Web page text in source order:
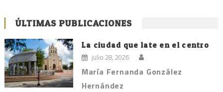
ÚLTIMAS PUBLICACIONES
La ciudad que late en el centro
julio 28, 2026
María Fernanda González
Hernández